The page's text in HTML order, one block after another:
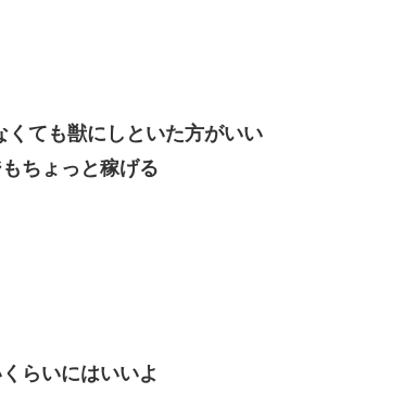
ても獣にしといた方がいい
ちょっと稼げる
らいにはいいよ